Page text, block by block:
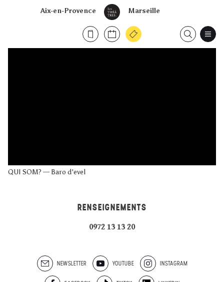
Marseille
Aix-en-Provence
QUI SOM? — Baro d'evel
RENSEIGNEMENTS
0972 13 13 20
NEWSLETTER YOUTUBE INSTAGRAM